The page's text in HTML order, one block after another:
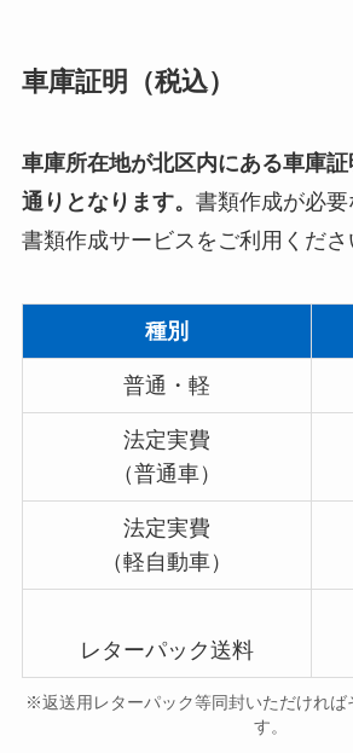
車庫証明（税込）
車庫所在地が北区内にある車庫
通りとなります。 書類作成が必
書類作成サービスをご利用くださ
種別
普通・軽
法定実費
（普通車）
法定実費
（軽自動車）
レターパック送料
※返送用レターパック等同封いただければ
す。